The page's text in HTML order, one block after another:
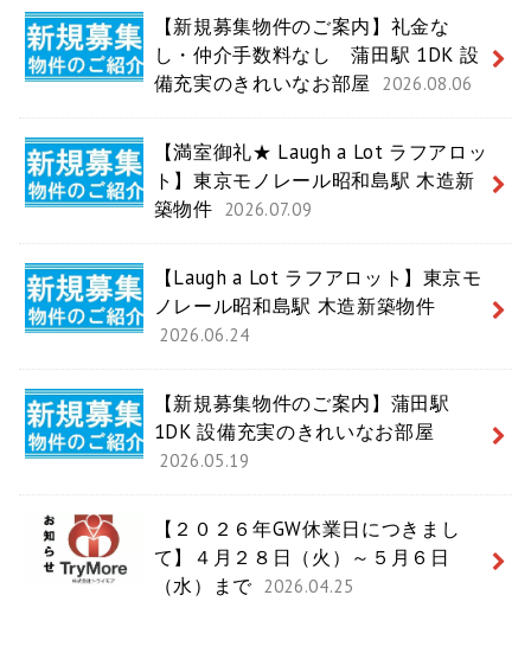
【新規募集物件のご案内】礼金な
し・仲介手数料なし 蒲田駅 1DK 設
備充実のきれいなお部屋 2026.08.06
【満室御礼★ Laugh a Lot ラフアロッ
ト】東京モノレール昭和島駅 木造新
築物件 2026.07.09
【Laugh a Lot ラフアロット】東京モ
ノレール昭和島駅 木造新築物件
2026.06.24
【新規募集物件のご案内】蒲田駅
1DK 設備充実のきれいなお部屋
2026.05.19
【２０２６年GW休業日につきまし
て】４月２８日（火）～５月６日
（水）まで 2026.04.25